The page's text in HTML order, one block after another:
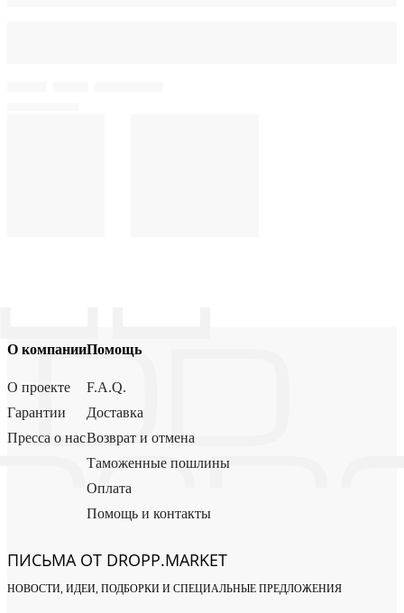
О компании
О проекте
Гарантии
Пресса о нас
Помощь
F.A.Q.
Доставка
Возврат и отмена
Таможенные пошлины
Оплата
Помощь и контакты
ПИСЬМА ОТ DROPP.MARKET
НОВОСТИ, ИДЕИ, ПОДБОРКИ И СПЕЦИАЛЬНЫЕ ПРЕДЛОЖЕНИЯ